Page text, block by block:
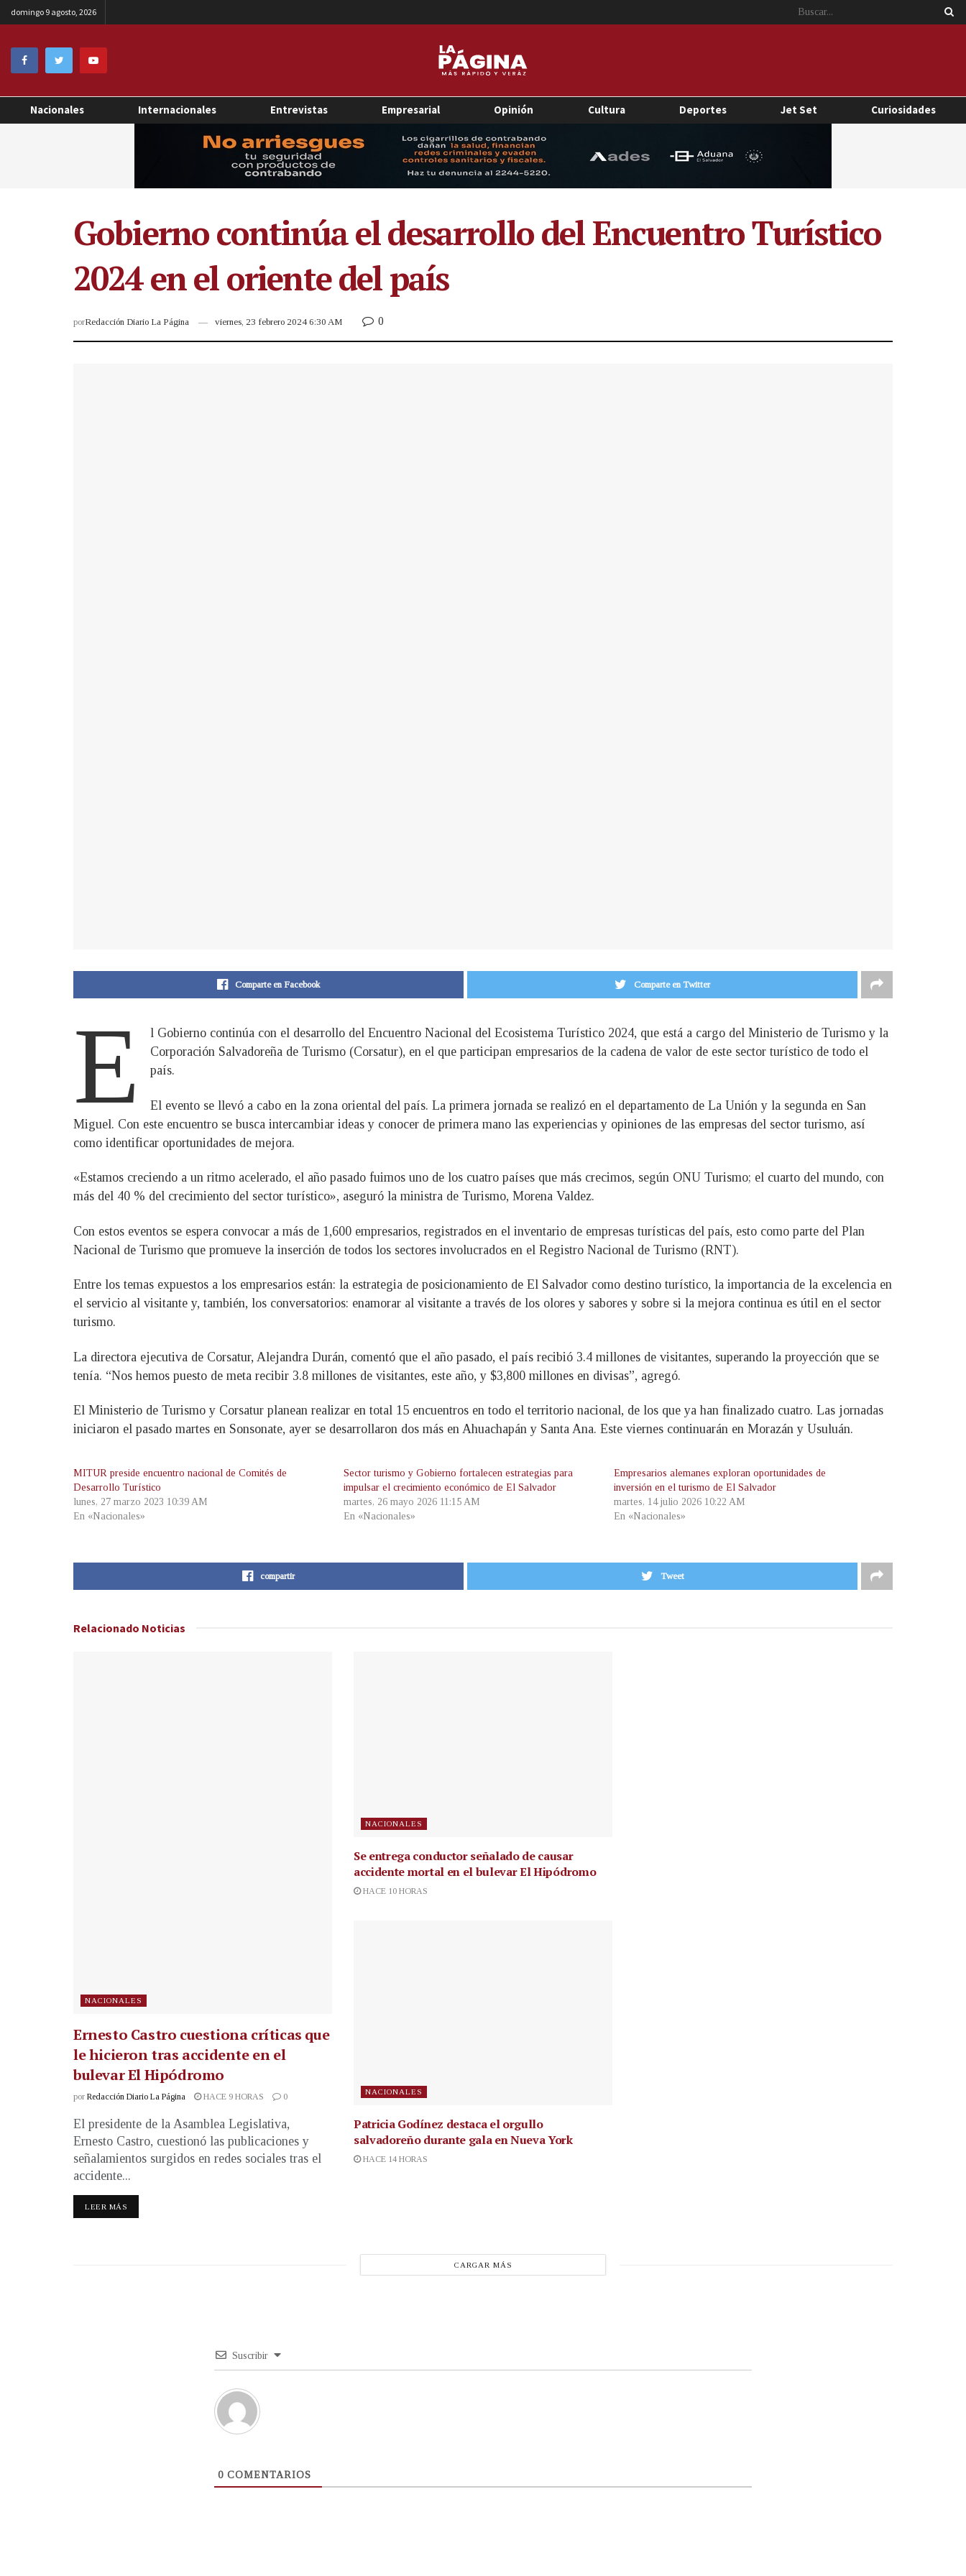
domingo 9 agosto, 2026
Nacionales Internacionales Entrevistas Empresarial Opinión Cultura Deportes Jet Set Curiosidades
Gobierno continúa el desarrollo del Encuentro Turístico
2024 en el oriente del país
porRedacción Diario La Página viernes, 23 febrero 2024 6:30 AM 0
Comparte en Facebook Comparte en Twitter
E
l Gobierno continúa con el desarrollo del Encuentro Nacional del Ecosistema Turístico 2024, que está a cargo del Ministerio de Turismo y la
Corporación Salvadoreña de Turismo (Corsatur), en el que participan empresarios de la cadena de valor de este sector turístico de todo el
país.
El evento se llevó a cabo en la zona oriental del país. La primera jornada se realizó en el departamento de La Unión y la segunda en San
Miguel. Con este encuentro se busca intercambiar ideas y conocer de primera mano las experiencias y opiniones de las empresas del sector turismo, así
como identificar oportunidades de mejora.
«Estamos creciendo a un ritmo acelerado, el año pasado fuimos uno de los cuatro países que más crecimos, según ONU Turismo; el cuarto del mundo, con
más del 40 % del crecimiento del sector turístico», aseguró la ministra de Turismo, Morena Valdez.
Con estos eventos se espera convocar a más de 1,600 empresarios, registrados en el inventario de empresas turísticas del país, esto como parte del Plan
Nacional de Turismo que promueve la inserción de todos los sectores involucrados en el Registro Nacional de Turismo (RNT).
Entre los temas expuestos a los empresarios están: la estrategia de posicionamiento de El Salvador como destino turístico, la importancia de la excelencia en
el servicio al visitante y, también, los conversatorios: enamorar al visitante a través de los olores y sabores y sobre si la mejora continua es útil en el sector
turismo.
La directora ejecutiva de Corsatur, Alejandra Durán, comentó que el año pasado, el país recibió 3.4 millones de visitantes, superando la proyección que se
tenía. “Nos hemos puesto de meta recibir 3.8 millones de visitantes, este año, y $3,800 millones en divisas”, agregó.
El Ministerio de Turismo y Corsatur planean realizar en total 15 encuentros en todo el territorio nacional, de los que ya han finalizado cuatro. Las jornadas
iniciaron el pasado martes en Sonsonate, ayer se desarrollaron dos más en Ahuachapán y Santa Ana. Este viernes continuarán en Morazán y Usuluán.
MITUR preside encuentro nacional de Comités de
Desarrollo Turístico
lunes, 27 marzo 2023 10:39 AM
En «Nacionales»
Sector turismo y Gobierno fortalecen estrategias para
impulsar el crecimiento económico de El Salvador
martes, 26 mayo 2026 11:15 AM
En «Nacionales»
Empresarios alemanes exploran oportunidades de
inversión en el turismo de El Salvador
martes, 14 julio 2026 10:22 AM
En «Nacionales»
compartir Tweet
Relacionado Noticias
NACIONALES
Ernesto Castro cuestiona críticas que
le hicieron tras accidente en el
bulevar El Hipódromo
por Redacción Diario La Página HACE 9 HORAS 0
El presidente de la Asamblea Legislativa,
Ernesto Castro, cuestionó las publicaciones y
señalamientos surgidos en redes sociales tras el
accidente...
LEER MÁS
NACIONALES
Se entrega conductor señalado de causar
accidente mortal en el bulevar El Hipódromo
HACE 10 HORAS
NACIONALES
Patricia Godínez destaca el orgullo
salvadoreño durante gala en Nueva York
HACE 14 HORAS
CARGAR MÁS
Suscribir
0 COMENTARIOS